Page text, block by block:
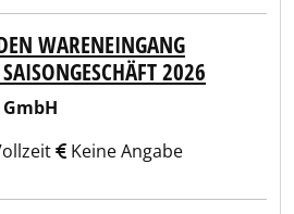
WARENEINGANG
2026
Keine Angabe